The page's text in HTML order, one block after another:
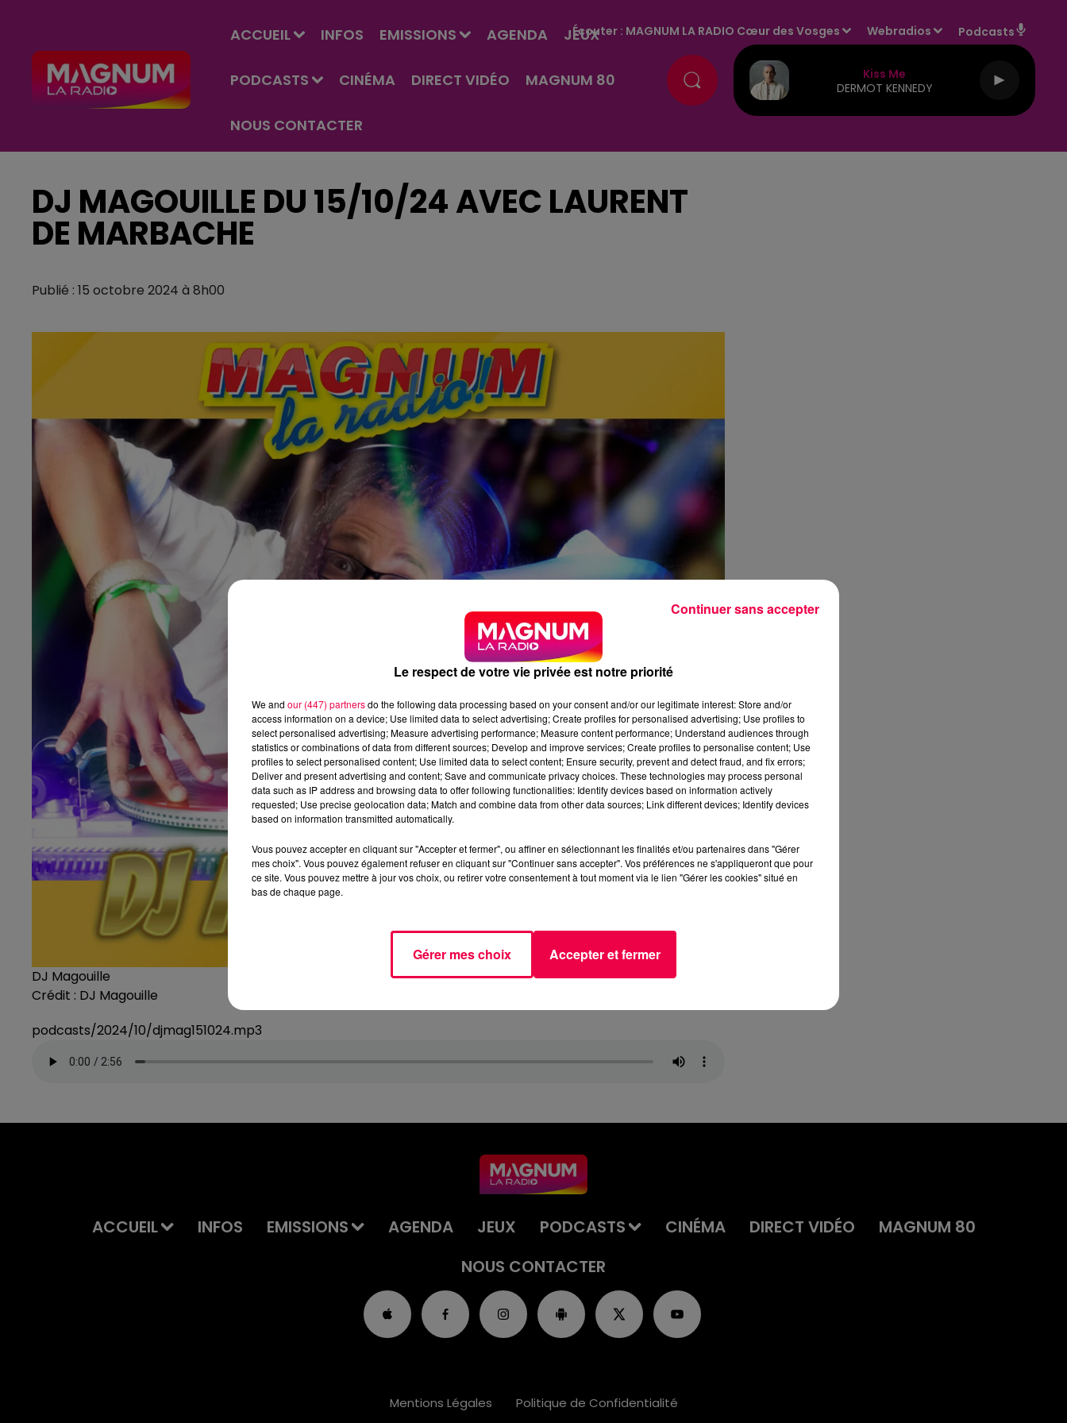
ACCUEIL INFOS EMISSIONS AGENDA JEUX
PODCASTS CINÉMA DIRECT VIDÉO MAGNUM 80
NOUS CONTACTER
Écouter : MAGNUM LA RADIO Cœur des Vosges Webradios Podcasts
Kiss Me
DERMOT KENNEDY
DJ MAGOUILLE DU 15/10/24 AVEC LAURENT
DE MARBACHE
Publié : 15 octobre 2024 à 8h00
DJ Magouille
Crédit : DJ Magouille
podcasts/2024/10/djmag151024.mp3
ACCUEIL INFOS EMISSIONS AGENDA JEUX PODCASTS CINÉMA DIRECT VIDÉO
MAGNUM 80
NOUS CONTACTER
Mentions Légales Politique de Confidentialité
Le respect de votre vie privée est notre priorité
We and our (447) partnersdo the following data processing based on your consent and/or our legitimate interest: Store and/or
access information on a device; Use limited data to select advertising; Create profiles for personalised advertising; Use profiles to
select personalised advertising; Measure advertising performance; Measure content performance; Understand audiences through
statistics or combinations of data from different sources; Develop and improve services; Create profiles to personalise content; Use
profiles to select personalised content; Use limited data to select content; Ensure security, prevent and detect fraud, and fix errors;
Deliver and present advertising and content; Save and communicate privacy choices. These technologies may process personal
data such as IP address and browsing data to offer following functionalities: Identify devices based on information actively
requested; Use precise geolocation data; Match and combine data from other data sources; Link different devices; Identify devices
based on information transmitted automatically.
Vous pouvez accepter en cliquant sur "Accepter et fermer", ou affiner en sélectionnant les finalités et/ou partenaires dans "Gérer
mes choix". Vous pouvez également refuser en cliquant sur "Continuer sans accepter". Vos préférences ne s'appliqueront que pour
ce site. Vous pouvez mettre à jour vos choix, ou retirer votre consentement à tout moment via le lien "Gérer les cookies" situé en
bas de chaque page.
Gérer mes choix Accepter et fermer
Continuer sans accepter